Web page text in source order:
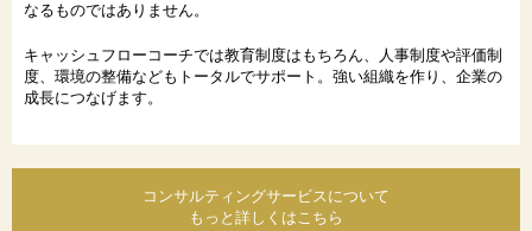
なるものではありません。
キャッシュフローコーチでは教育制度はもちろん、人事制度や評価制
度、環境の整備などもトータルでサポート。強い組織を作り、企業の
成長につなげます。
コンサルティングサービスについて
もっと詳しくはこちら